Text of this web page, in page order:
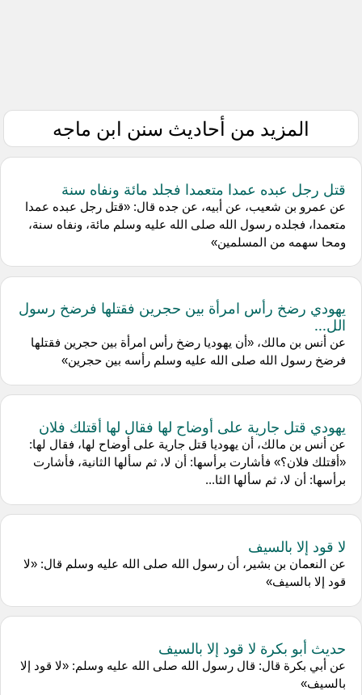
المزيد من أحاديث سنن ابن ماجه
قتل رجل عبده عمدا متعمدا فجلد مائة ونفاه سنة
عن عمرو بن شعيب، عن أبيه، عن جده قال: «قتل رجل عبده عمدا
متعمدا، فجلده رسول الله صلى الله عليه وسلم مائة، ونفاه سنة،
ومحا سهمه من المسلمين»
يهودي رضخ رأس امرأة بين حجرين فقتلها فرضخ رسول
الل...
عن أنس بن مالك، «أن يهوديا رضخ رأس امرأة بين حجرين فقتلها
فرضخ رسول الله صلى الله عليه وسلم رأسه بين حجرين»
يهودي قتل جارية على أوضاح لها فقال لها أقتلك فلان
عن أنس بن مالك، أن يهوديا قتل جارية على أوضاح لها، فقال لها:
«أقتلك فلان؟» فأشارت برأسها: أن لا، ثم سألها الثانية، فأشارت
برأسها: أن لا، ثم سألها الثا...
لا قود إلا بالسيف
عن النعمان بن بشير، أن رسول الله صلى الله عليه وسلم قال: «لا
قود إلا بالسيف»
حديث أبو بكرة لا قود إلا بالسيف
عن أبي بكرة قال: قال رسول الله صلى الله عليه وسلم: «لا قود إلا
بالسيف»